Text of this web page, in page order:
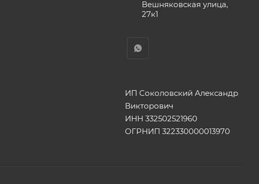
Вешняковская улица,
27к1
ИП Соколовский Александр
Викторович
ИНН 332502521960
ОГРНИП 322330000013970